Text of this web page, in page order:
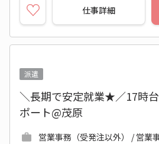
仕事詳細
派遣
＼長期で安定就業★／17時
ポート@茂原
営業事務（受発注以外） / 営業